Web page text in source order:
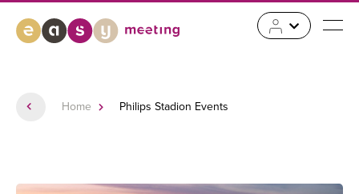
Home Philips Stadion Events